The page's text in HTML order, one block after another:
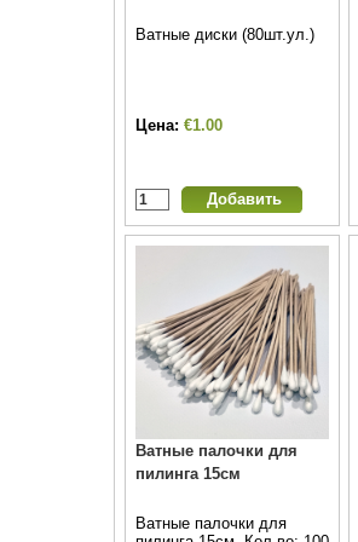
Ватные диски (80шт.ул.)
Цена: €1.00
Ватные палочки для
пилинга 15см
Ватные палочки для